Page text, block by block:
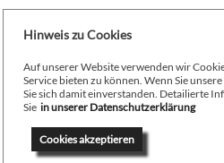
Hinweis zu Cookies
Auf unserer Website verwenden wir
Service bieten zu können. Wenn Sie
Sie sich damit einverstanden. Detailierte
Sie in unserer Datenschutzerklärung
Cookies akzeptieren
August
Beratung - Planung - Ausführung
Ofenbau Kaminbau Gaskamine